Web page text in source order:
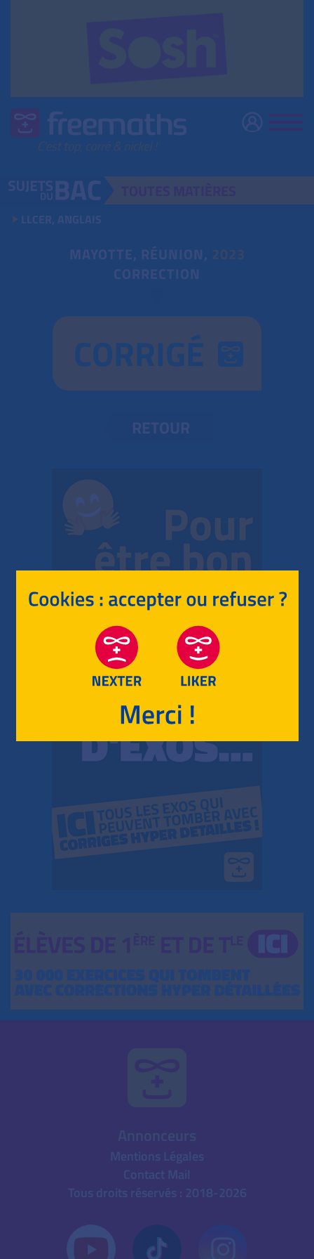
LLCER, ANGLAIS
MAYOTTE, RÉUNION, 2023
CORRECTION
CORRIGÉ
RETOUR
Mentions Légales
Contact Mail
Tous droits réservés : 2018-2026